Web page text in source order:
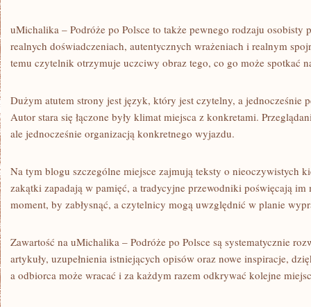
uMichalika – Podróże po Polsce to także pewnego rodzaju osobisty
realnych doświadczeniach, autentycznych wrażeniach i realnym
temu czytelnik otrzymuje uczciwy obraz tego, co go może spotkać
Dużym atutem strony jest język, który jest czytelny, a jednocześnie
Autor stara się łączone były klimat miejsca z konkretami.
ale jednocześnie organizacją konkretnego wyjazdu.
Na tym blogu szczególne miejsce zajmują teksty o nieoczywistych
zakątki zapadają w pamięć, a tradycyjne przewodniki poświęcają im
moment, by zabłysnąć, a czytelnicy mogą uwzględnić w planie
Zawartość na uMichalika – Podróże po Polsce są systematycznie
artykuły, uzupełnienia istniejących opisów oraz nowe inspiracje,
a odbiorca może wracać i za każdym razem odkrywać kolejne